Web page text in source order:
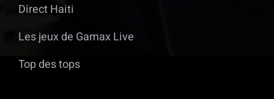
Direct Haiti
Les jeux de Gamax Live
Top des tops